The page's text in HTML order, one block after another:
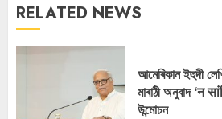
RELATED NEWS
আমেৰিকান ইহুদী
মাৰাঠী অনুবাদ ‘न
উন্মোচন